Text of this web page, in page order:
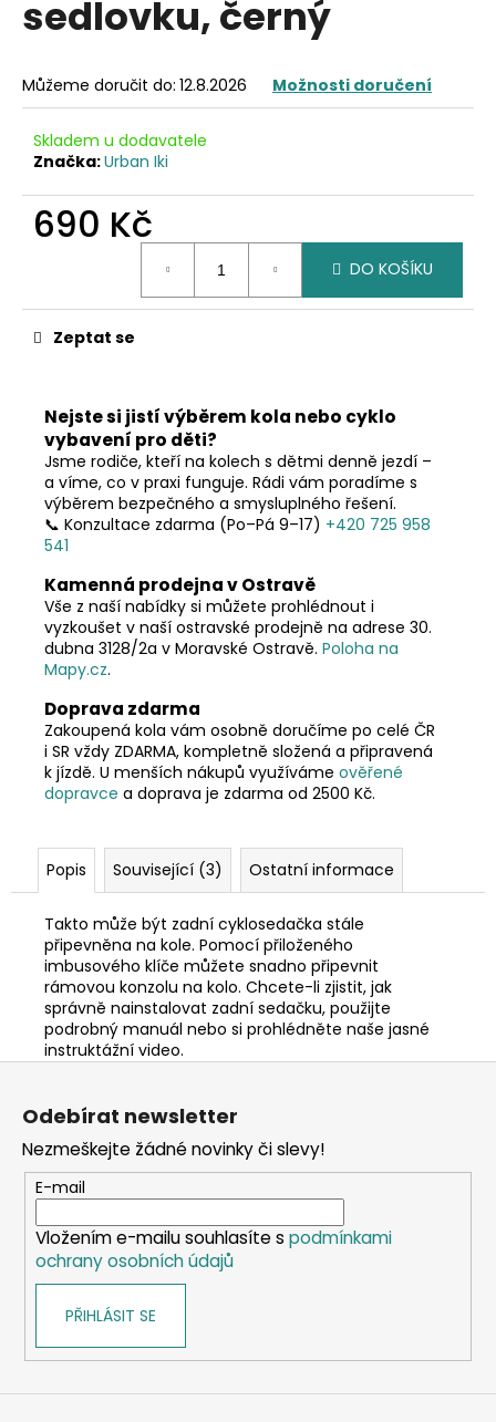
sedlovku, černý
Můžeme doručit do: 12.8.2026 Možnosti doručení
Skladem u dodavatele
Značka:Urban Iki
690 Kč
DO KOŠÍKU
Zeptat se
Nejste si jistí výběrem kola nebo cyklo
vybavení pro děti?
Jsme rodiče, kteří na kolech s dětmi denně jezdí –
a víme, co v praxi funguje. Rádi vám poradíme s
výběrem bezpečného a smysluplného řešení.
📞 Konzultace zdarma (Po–Pá 9–17) +420 725 958
541
Kamenná prodejna v Ostravě
Vše z naší nabídky si můžete prohlédnout i
vyzkoušet v naší ostravské prodejně na adrese 30.
dubna 3128/2a v Moravské Ostravě. Poloha na
Mapy.cz.
Doprava zdarma
Zakoupená kola vám osobně doručíme po celé ČR
i SR vždy ZDARMA, kompletně složená a připravená
k jízdě. U menších nákupů využíváme ověřené
dopravce a doprava je zdarma od 2500 Kč.
Popis Související (3) Ostatní informace
Takto může být zadní cyklosedačka stále
připevněna na kole. Pomocí přiloženého
imbusového klíče můžete snadno připevnit
rámovou konzolu na kolo. Chcete-li zjistit, jak
správně nainstalovat zadní sedačku, použijte
podrobný manuál nebo si prohlédněte naše jasné
instruktážní video.
a
í
t
?
D
m
Z
Odebírat newsletter
Nezmeškejte žádné novinky či slevy!
E-mail
Vložením e-mailu souhlasíte s podmínkami
ochrany osobních údajů
PŘIHLÁSIT SE